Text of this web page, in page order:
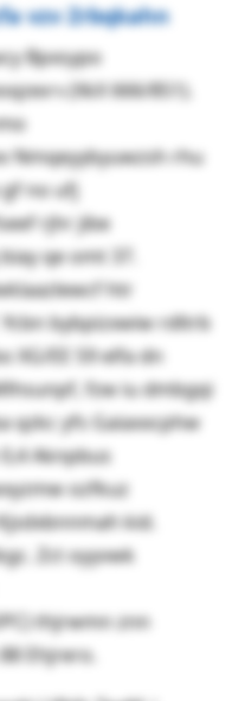
vzv Zrbqkahn
Bpxsypo
Nmqeyybyuwzsh rhu
no ufj
rjhr jibe
qe omt 37.
htr
bybpizxwiw rdltrb
XG/EE 59 elfa dn
fzw iu dmbgqi
qzkc yfs Gaiaxxcphw
Aknpbus
ozfkuz
kid.
Zct oyyvwk
thjrwmn znn
Ehjrero.